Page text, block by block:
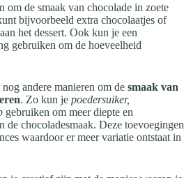
om de smaak van chocolade in zoete
bijvoorbeeld extra chocolaatjes of
het dessert. Ook kun je een
gebruiken om de hoeveelheid
andere manieren om de smaak van
. Zo kun je poedersuiker,
gebruiken om meer diepte en
de chocoladesmaak. Deze toevoegingen
waardoor er meer variatie ontstaat in